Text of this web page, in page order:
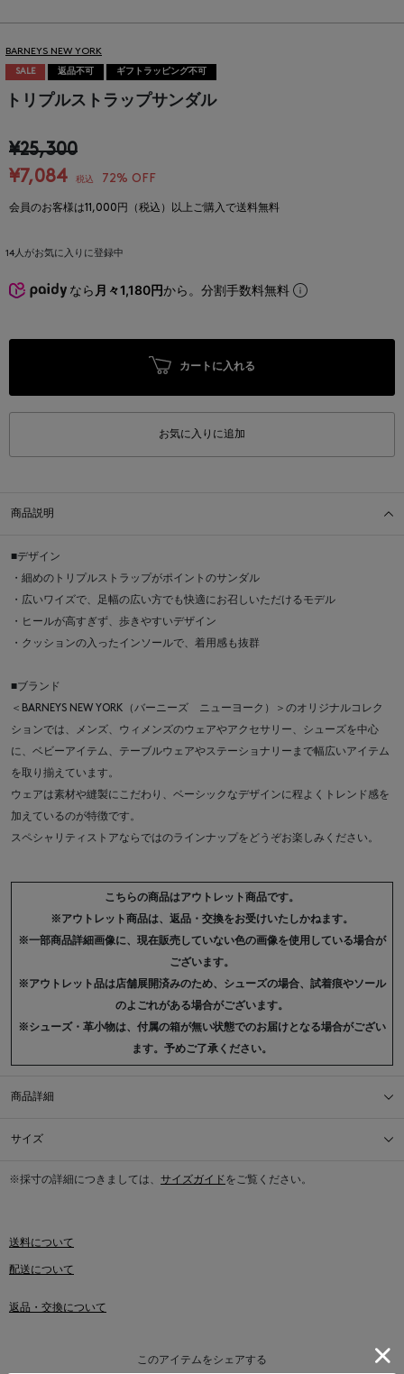
BARNEYS NEW YORK
SALE 返品不可 ギフトラッピング不可
トリプルストラップサンダル
¥25,300
¥7,084
税込 72% OFF
会員のお客様は11,000円（税込）以上ご購入で送料無料
14人がお気に入りに登録中
なら 月々1,180円から。分割手数料無料
カートに入れる
お気に入りに追加
商品説明
■デザイン
・細めのトリプルストラップがポイントのサンダル
・広いワイズで、足幅の広い方でも快適にお召しいただけるモデル
・ヒールが高すぎず、歩きやすいデザイン
・クッションの入ったインソールで、着用感も抜群
■ブランド
＜BARNEYS NEW YORK（バーニーズ ニューヨーク）＞のオリジナルコレク
ションでは、メンズ、ウィメンズのウェアやアクセサリー、シューズを中心
に、ベビーアイテム、テーブルウェアやステーショナリーまで幅広いアイテム
を取り揃えています。
ウェアは素材や縫製にこだわり、ベーシックなデザインに程よくトレンド感を
加えているのが特徴です。
スペシャリティストアならではのラインナップをどうぞお楽しみください。
こちらの商品はアウトレット商品です。
※アウトレット商品は、返品・交換をお受けいたしかねます。
※一部商品詳細画像に、現在販売していない色の画像を使用している場合が
ございます。
※アウトレット品は店舗展開済みのため、シューズの場合、試着痕やソール
のよごれがある場合がございます。
※シューズ・革小物は、付属の箱が無い状態でのお届けとなる場合がござい
ます。予めご了承ください。
商品詳細
サイズ
※採寸の詳細につきましては、 サイズガイドをご覧ください。
送料について
配送について
返品・交換について
このアイテムをシェアする